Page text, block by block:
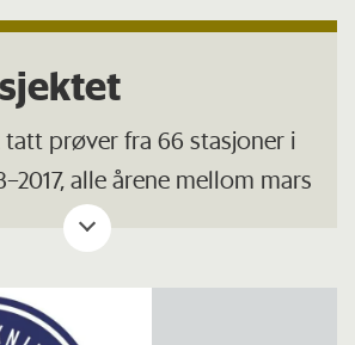
prøver fra 66 stasjoner i
alle årene mellom mars
og på dyp mellom 85 og 458
norske
Mareano